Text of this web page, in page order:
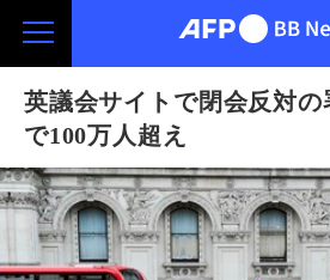
英議会サイトで閉会反対の
で100万人超え